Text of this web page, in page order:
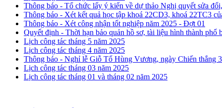
Thông báo - Tổ chức lấy ý kiến về dự thảo Nghị quyết sửa
Thông báo - Xét kết quả học tập khoá 22CD3, khoá 22TC3
Thông báo - Xét công nhận tốt nghiệp năm 2025 - Đợt 01
Quyết định - Thời hạn bảo quản hồ sơ, tài liệu hình thành
Lịch công tác tháng 5 năm 2025
Lịch công tác tháng 4 năm 2025
Thông báo - Nghỉ lễ Giỗ Tổ Hùng Vương, ngày Chiến thắng
Lịch công tác tháng 03 năm 2025
Lịch công tác tháng 01 và tháng 02 năm 2025